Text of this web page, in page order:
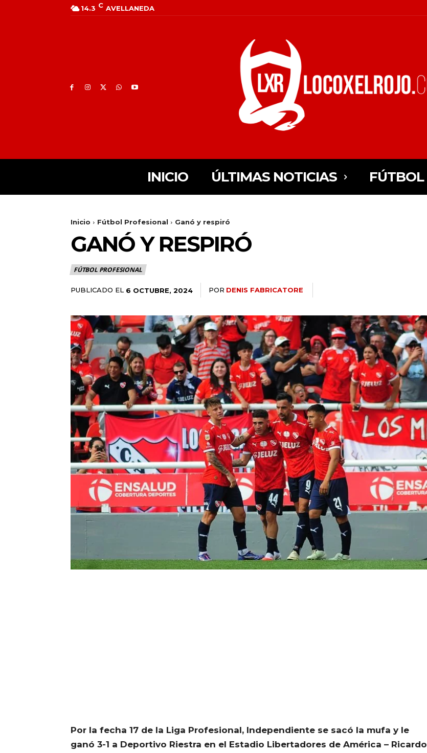
14.3 C AVELLANEDA
INICIO ÚLTIMAS NOTICIAS FÚTBOL
Inicio Fútbol Profesional Ganó y respiró
GANÓ Y RESPIRÓ
FÚTBOL PROFESIONAL
PUBLICADO EL 6 OCTUBRE, 2024 POR DENIS FABRICATORE
Por la fecha 17 de la Liga Profesional, Independiente se sacó la mufa y le
ganó 3-1 a Deportivo Riestra en el Estadio Libertadores de América – Ricardo